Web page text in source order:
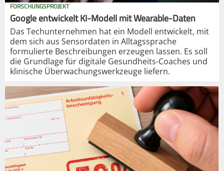
FORSCHUNGSPROJEKT
Google entwickelt KI-Modell mit Wearable-Daten
Das Techunternehmen hat ein Modell entwickelt, mit
dem sich aus Sensordaten in Alltagssprache
formulierte Beschreibungen erzeugen lassen. Es soll
die Grundlage für digitale Gesundheits-Coaches und
klinische Überwachungswerkzeuge liefern.